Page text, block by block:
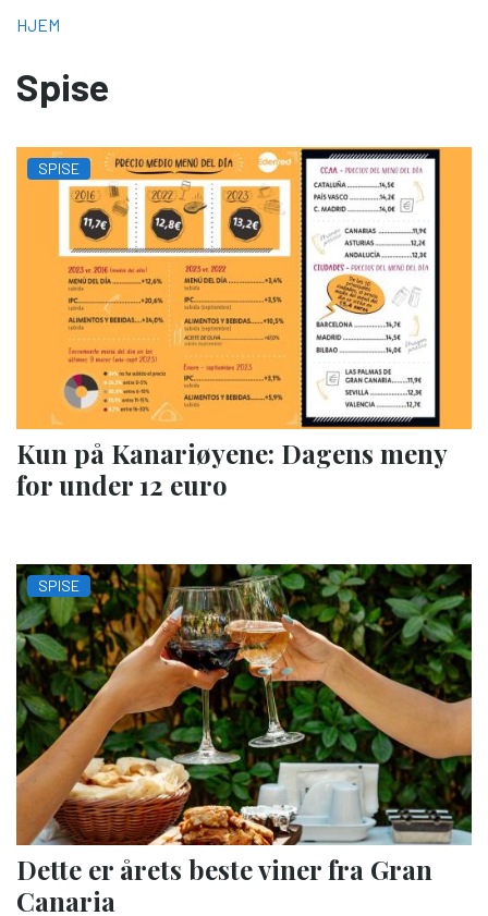
NAVIGASJONSSTI
HJEM
Spise
SPISE
Kun på Kanariøyene: Dagens meny
for under 12 euro
SPISE
Dette er årets beste viner fra Gran
Canaria